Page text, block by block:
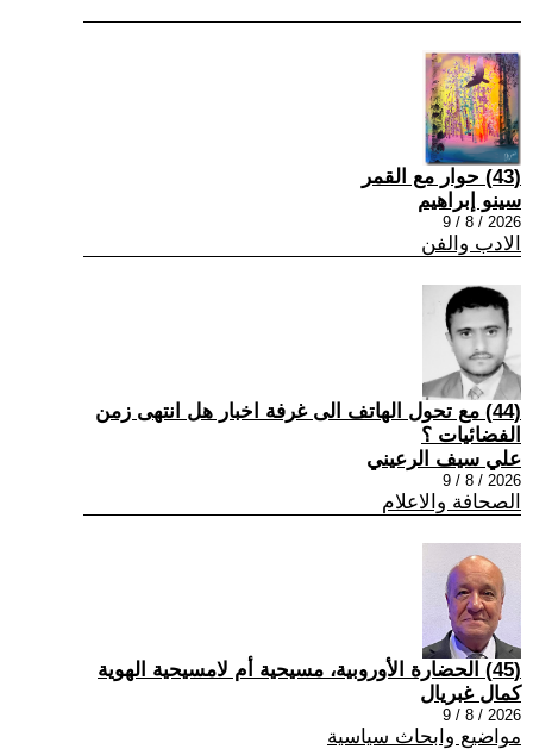
(43) حوار مع القمر
سينو إبراهيم
2026 / 8 / 9
الادب والفن
(44) مع تحول الهاتف الى غرفة اخبار هل انتهى زمن
الفضائيات ؟
علي سيف الرعيني
2026 / 8 / 9
الصحافة والاعلام
(45) الحضارة الأوروبية، مسيحية أم لامسيحية الهوية
كمال غبريال
2026 / 8 / 9
مواضيع وابحاث سياسية